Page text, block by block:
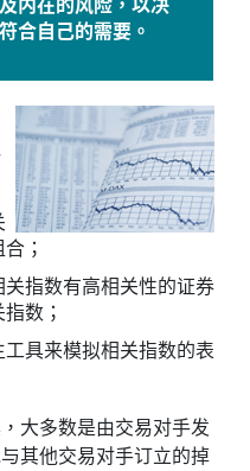
内在的风险，以决
合自己的需要。
；
指数有高相关性的证券
数；
具来模拟相关指数的表
大多数是由交易对手发
其他交易对手订立的掉